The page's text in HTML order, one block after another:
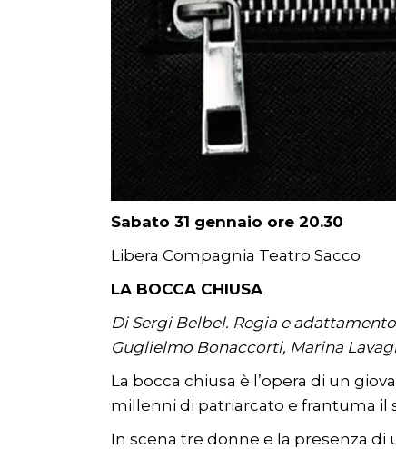
Sabato 31 gennaio ore 20.30
Libera Compagnia Teatro Sacco
LA BOCCA CHIUSA
Di Sergi Belbel. Regia e
Guglielmo Bonaccorti, Marina
La bocca chiusa è l’opera di un
millenni di patriarcato e frantuma il
In scena tre donne e la presenza